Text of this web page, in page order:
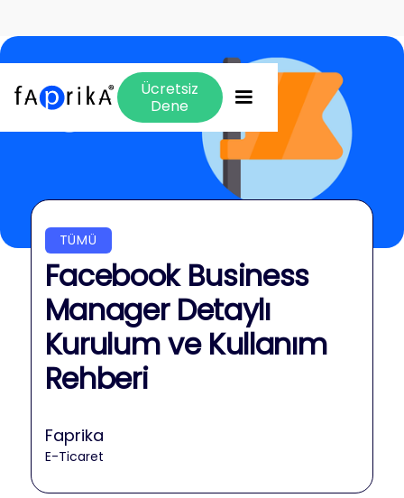
Ücretsiz
Dene
TÜMÜ
Facebook Business
Manager Detaylı
Kurulum ve Kullanım
Rehberi
Faprika
E-Ticaret